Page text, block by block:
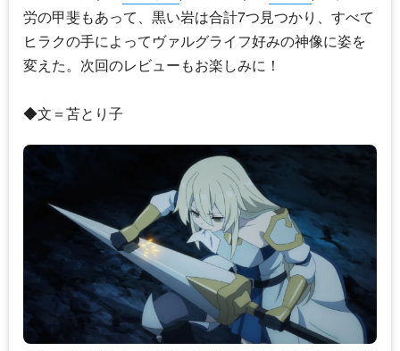
労の甲斐もあって、黒い岩は合計7つ見つかり、すべて
ヒラクの手によってヴァルグライフ好みの神像に姿を
変えた。次回のレビューもお楽しみに！
◆文＝苫とり子